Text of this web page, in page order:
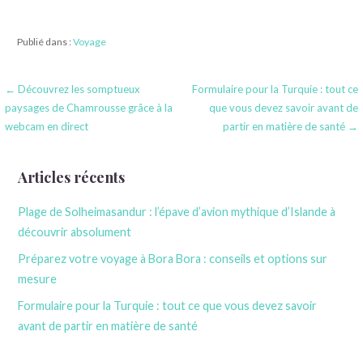
mesure
Publié dans :Voyage
Navigation
de
← Découvrez les somptueux
paysages de Chamrousse grâce à la
webcam en direct
Formulaire pour la Turquie : tout ce
que vous devez savoir avant de
partir en matière de santé →
Articles récents
Plage de Solheimasandur : l’épave d’avion mythique d’Islande à
découvrir absolument
Préparez votre voyage à Bora Bora : conseils et options sur
mesure
Formulaire pour la Turquie : tout ce que vous devez savoir
avant de partir en matière de santé